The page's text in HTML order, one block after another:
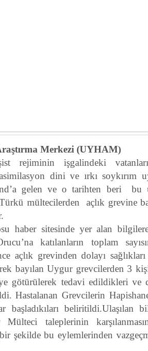
Merkezi (UYHAM)
rejiminin işgalindeki
dini ve ırkı soykırım
gelen ve o tarihten beri bu
mültecilerden açlık grevine
haber sitesinde yer alan
katılanların toplam
açlık grevinden dolayı
bayılan Uygur grevcilerden 3
götürülerek tedavi edildikleri ve
Hastalanan Grevcilerin
başladıkıları beliritildi.Ulaşılan
taleplerinin
şekilde bu eylemlerinden